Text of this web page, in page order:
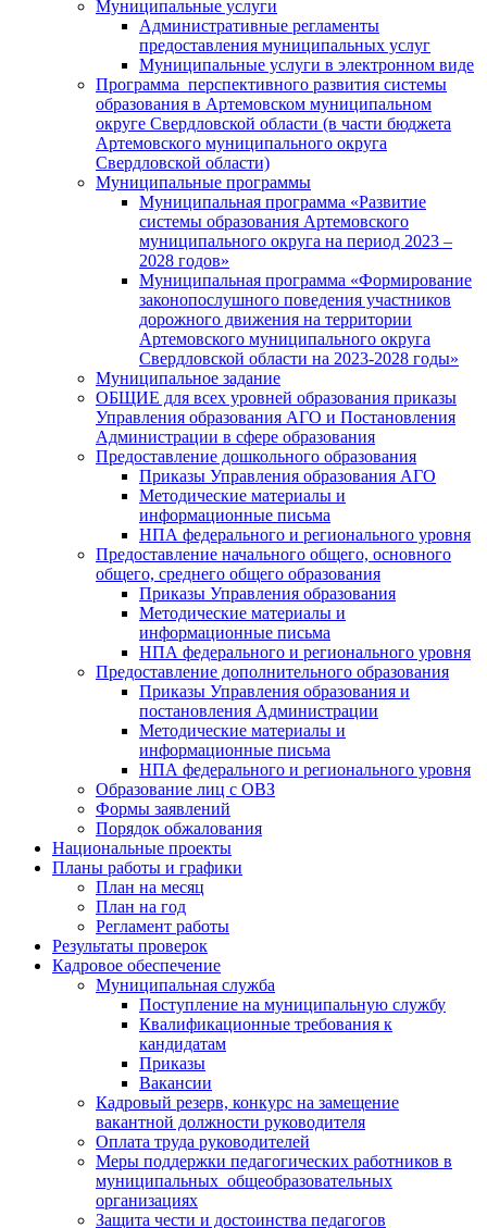
Муниципальные услуги
Административные регламенты
предоставления муниципальных услуг
Муниципальные услуги в электронном виде
Программа перспективного развития системы
образования в Артемовском муниципальном
округе Свердловской области (в части бюджета
Артемовского муниципального округа
Свердловской области)
Муниципальные программы
Муниципальная программа «Развитие
системы образования Артемовского
муниципального округа на период 2023 –
2028 годов»
Муниципальная программа «Формирование
законопослушного поведения участников
дорожного движения на территории
Артемовского муниципального округа
Свердловской области на 2023-2028 годы»
Муниципальное задание
ОБЩИЕ для всех уровней образования приказы
Управления образования АГО и Постановления
Администрации в сфере образования
Предоставление дошкольного образования
Приказы Управления образования АГО
Методические материалы и
информационные письма
НПА федерального и регионального уровня
Предоставление начального общего, основного
общего, среднего общего образования
Приказы Управления образования
Методические материалы и
информационные письма
НПА федерального и регионального уровня
Предоставление дополнительного образования
Приказы Управления образования и
постановления Администрации
Методические материалы и
информационные письма
НПА федерального и регионального уровня
Образование лиц с ОВЗ
Формы заявлений
Порядок обжалования
Национальные проекты
Планы работы и графики
План на месяц
План на год
Регламент работы
Результаты проверок
Кадровое обеспечение
Муниципальная служба
Поступление на муниципальную службу
Квалификационные требования к
кандидатам
Приказы
Вакансии
Кадровый резерв, конкурс на замещение
вакантной должности руководителя
Оплата труда руководителей
Меры поддержки педагогических работников в
муниципальных общеобразовательных
организациях
Защита чести и достоинства педагогов